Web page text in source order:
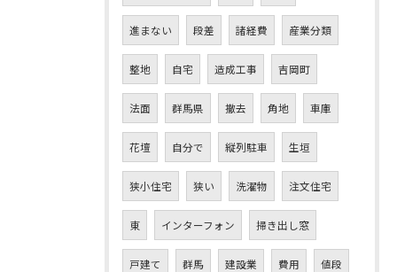
進まない 段差 諸経費 産業分類
整地 自宅 造成工事 吉岡町
法面 群馬県 撤去 角地 車庫
花壇 自分で 縦列駐車 生垣
狭小住宅 狭い 洗濯物 注文住宅
東 インターフォン 掃き出し窓
戸建て 群馬 建設業 費用 値段